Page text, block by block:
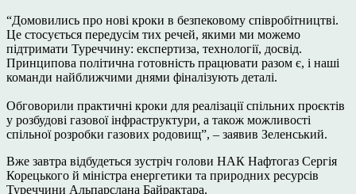
“Домовились про нові кроки в безпековому співробітництві.
Це стосується передусім тих речей, якими ми можемо
підтримати Туреччину: експертиза, технології, досвід.
Принципова політична готовність працювати разом є, і наші
команди найближчими днями фіналізують деталі.
Обговорили практичні кроки для реалізації спільних проєктів
у розбудові газової інфраструктури, а також можливості
спільної розробки газових родовищ”, – заявив Зеленський.
Вже завтра відбудеться зустріч голови НАК Нафтогаз Сергія
Корецького й міністра енергетики та природних ресурсів
Туреччини Альпарслана Байрактара.